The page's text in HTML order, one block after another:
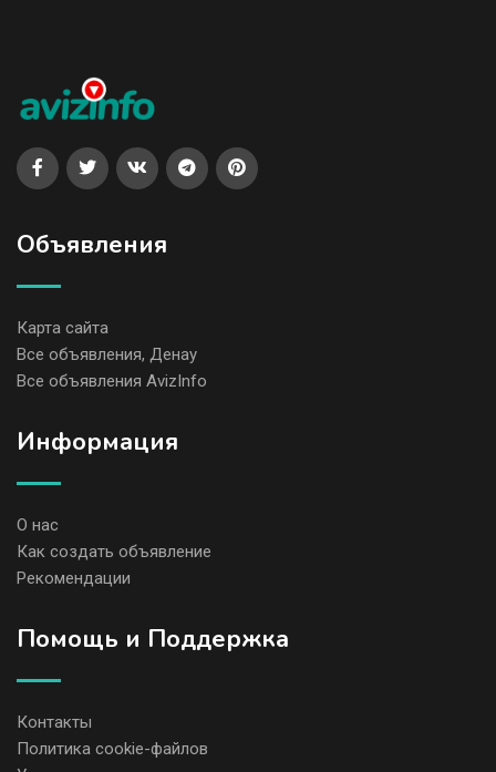
Объявления
Карта сайта
Все объявления, Денау
Все объявления AvizInfo
Информация
О нас
Как создать объявление
Рекомендации
Помощь и Поддержка
Контакты
Политика cookie-файлов